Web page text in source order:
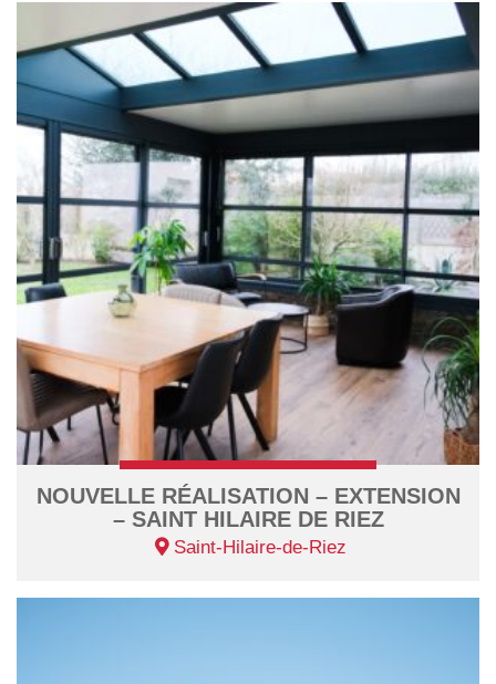
NOUVELLE RÉALISATION – EXTENSION
– SAINT HILAIRE DE RIEZ
Saint-Hilaire-de-Riez